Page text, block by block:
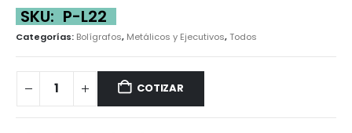
SKU: P-L22
Categorías: Bolígrafos, Metálicos y Ejecutivos,Todos
COTIZAR